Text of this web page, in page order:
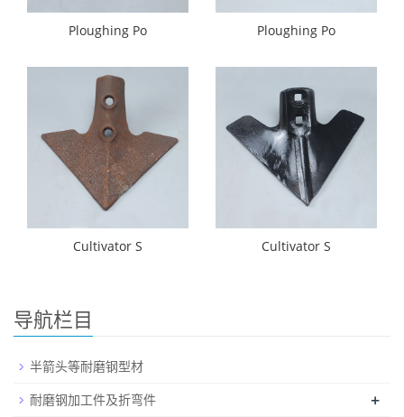
Ploughing Po Ploughing Po
Cultivator S Cultivator S
导航栏目
半箭头等耐磨钢型材
耐磨钢加工件及折弯件
+